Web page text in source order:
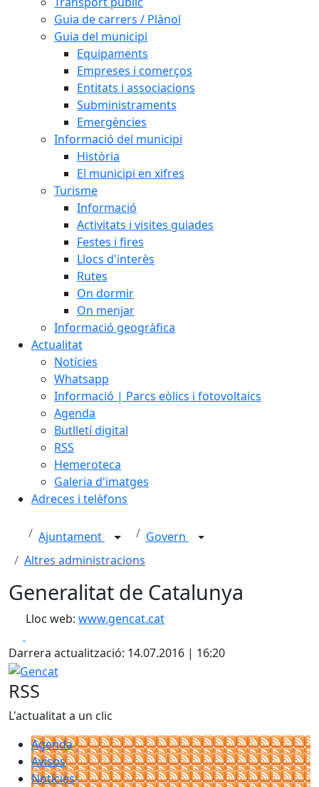
Guia de carrers / Plànol
Guia del municipi
Equipaments
Empreses i comerços
Entitats i associacions
Subministraments
Emergències
Informació del municipi
Història
El municipi en xifres
Turisme
Informació
Activitats i visites guiades
Festes i fires
Llocs d'interès
Rutes
On dormir
On menjar
Informació geogràfica
Actualitat
Notícies
Whatsapp
Informació | Parcs eòlics i fotovoltaics
Agenda
Butlletí digital
RSS
Hemeroteca
Galeria d'imatges
Adreces i telèfons
Ajuntament
Govern
Altres administracions
Generalitat de Catalunya
Lloc web: www.gencat.cat
Darrera actualització: 14.07.2016 | 16:20
Gencat
RSS
L'actualitat a un clic
Agenda
Avisos
Notícies